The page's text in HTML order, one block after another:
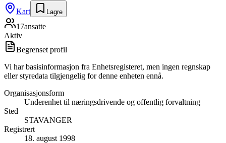
Kart Lagre
17ansatte
Aktiv
Begrenset profil
Vi har basisinformasjon fra Enhetsregisteret, men ingen regnskap
eller styredata tilgjengelig for denne enheten ennå.
Organisasjonsform
Underenhet til næringsdrivende og offentlig forvaltning
Sted
STAVANGER
Registrert
18. august 1998